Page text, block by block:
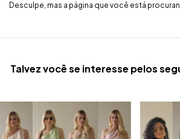
Desculpe, mas a página que você está
Talvez você se interesse pelos